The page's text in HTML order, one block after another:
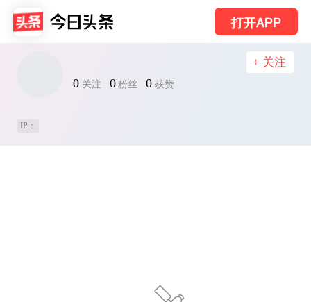
打开APP
0 关注 0 粉丝 0 获赞
+ 关注
IP：